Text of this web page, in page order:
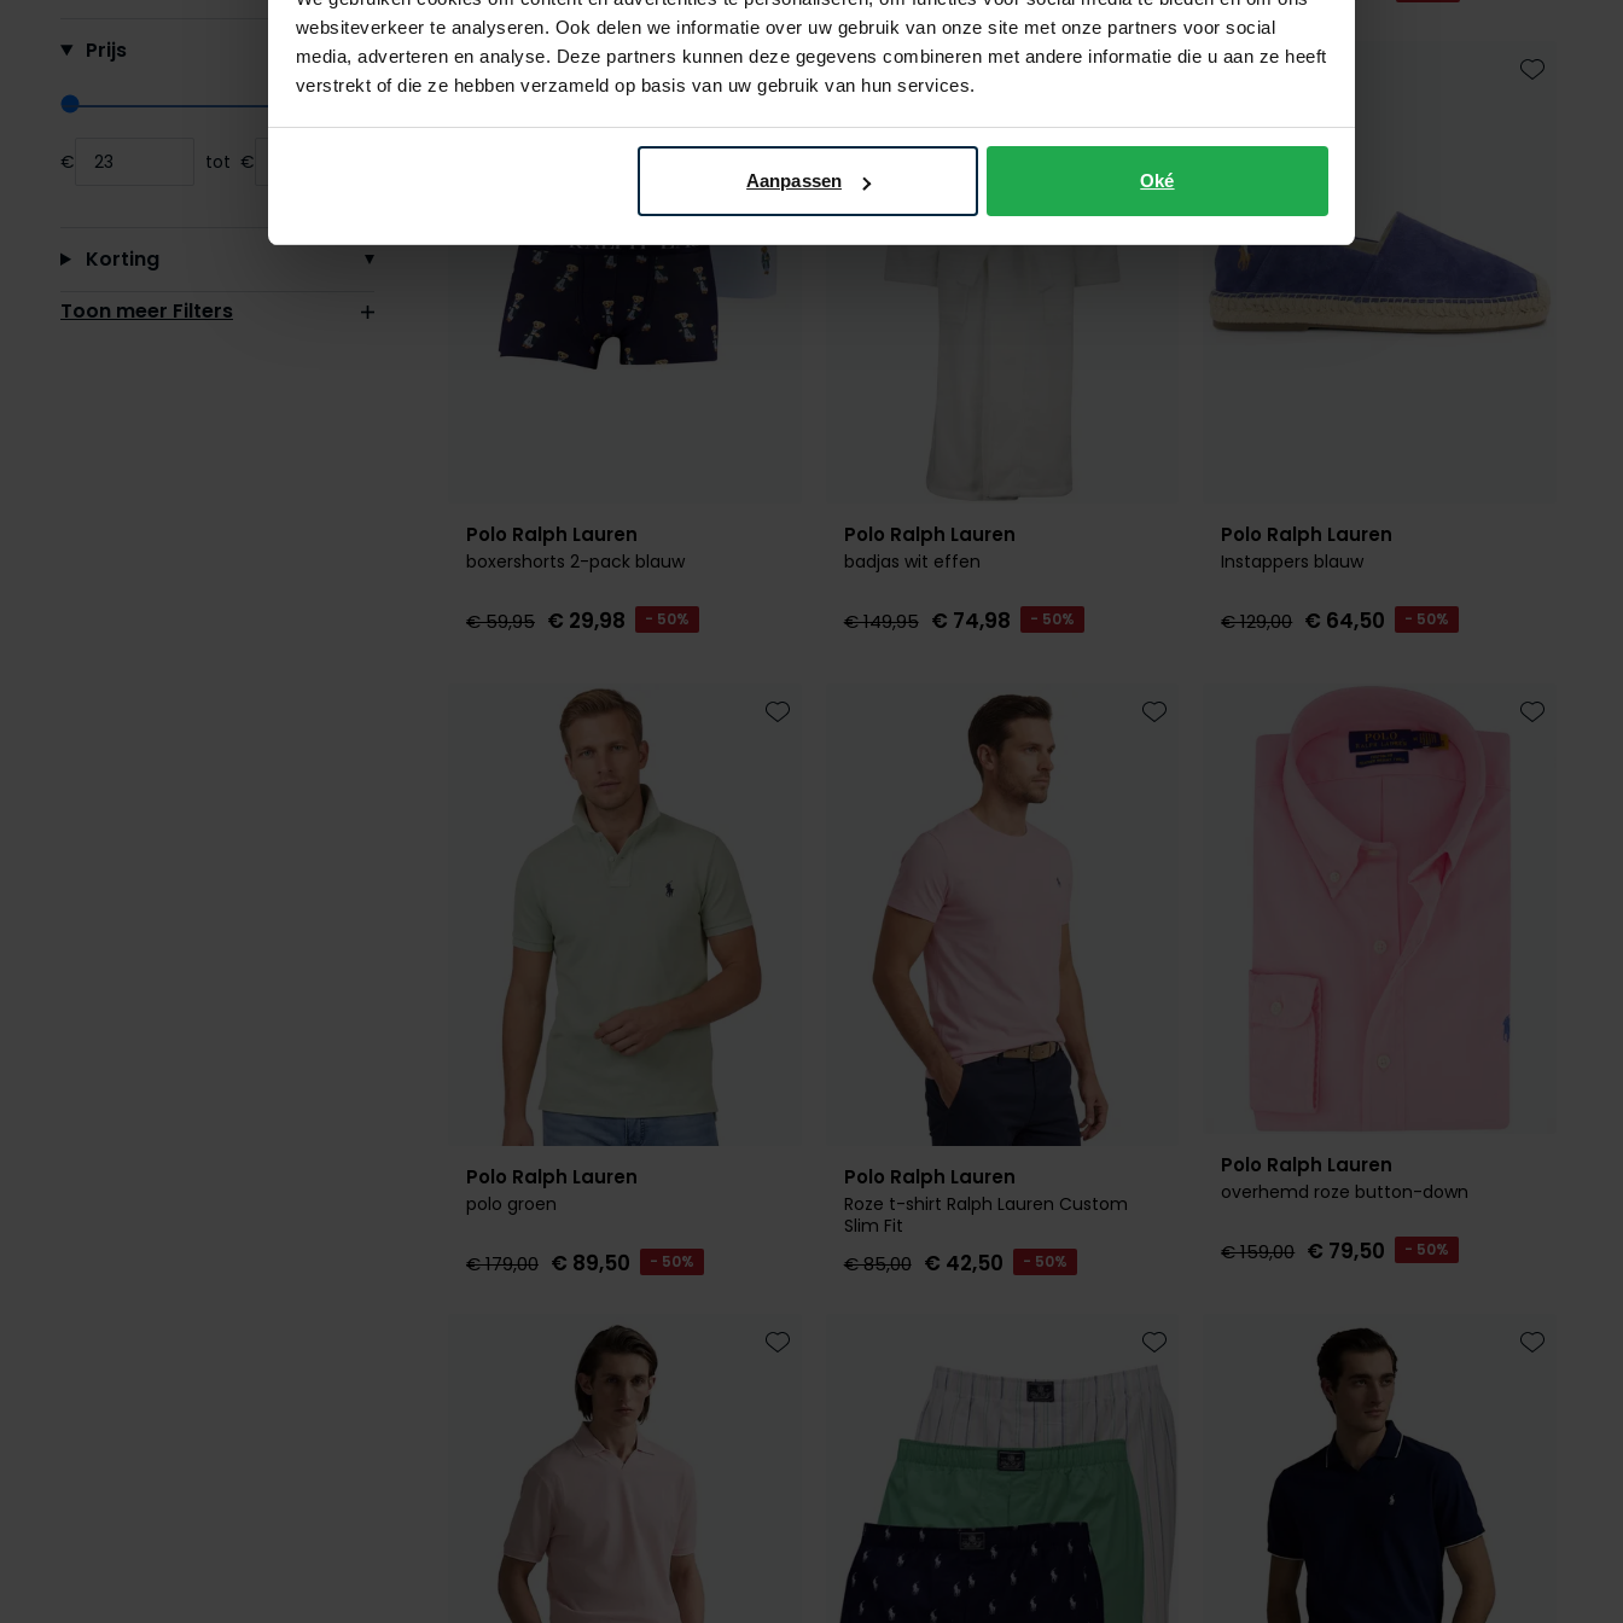
websiteverkeer te analyseren. Ook delen we informatie over uw gebruik van onze site met onze partners voor social
media, adverteren en analyse. Deze partners kunnen deze gegevens combineren met andere informatie die u aan ze heeft
verstrekt of die ze hebben verzameld op basis van uw gebruik van hun services.
Aanpassen Oké
Prijs
Range slider min value
Range slider max value
€ tot €
Korting
Toon meer Filters
Polo Ralph Lauren
boxershorts 2-pack blauw
€ 59,95 € 29,98 - 50%
Toevoegen aan favorieten
Polo Ralph Lauren
badjas wit effen
€ 149,95 € 74,98 - 50%
Polo Ralph Lauren
Instappers blauw
€ 129,00 € 64,50 - 50%
Polo Ralph Lauren
polo groen
€ 179,00 € 89,50 - 50%
Toevoegen aan favorieten
Polo Ralph Lauren
Roze t-shirt Ralph Lauren Custom
Slim Fit
€ 85,00 € 42,50 - 50%
Toevoegen aan favorieten
Polo Ralph Lauren
overhemd roze button-down
€ 159,00 € 79,50 - 50%
Toevoegen aan favorieten